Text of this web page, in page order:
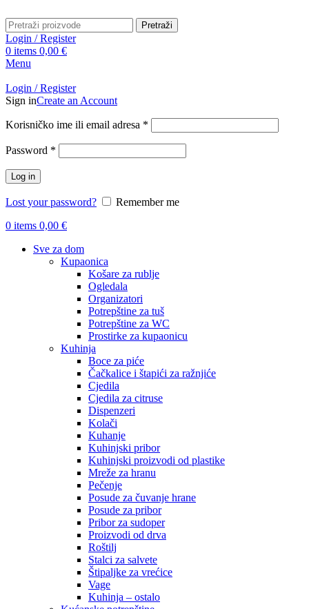
Pretraži
Login / Register
0 items 0,00 €
Menu
Login / Register
Sign inCreate an Account
Korisničko ime ili email adresa *
Password *
Log in
Lost your password?
Remember me
0 items 0,00 €
Sve za dom
Kupaonica
Košare za rublje
Ogledala
Organizatori
Potrepštine za tuš
Potrepštine za WC
Prostirke za kupaonicu
Kuhinja
Boce za piće
Čačkalice i štapići za ražnjiće
Cjedila
Cjedila za citruse
Dispenzeri
Kolači
Kuhanje
Kuhinjski pribor
Kuhinjski proizvodi od plastike
Mreže za hranu
Pečenje
Posude za čuvanje hrane
Posude za pribor
Pribor za sudoper
Proizvodi od drva
Roštilj
Stalci za salvete
Štipaljke za vrećice
Vage
Kuhinja – ostalo